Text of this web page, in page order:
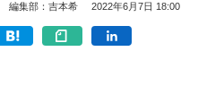
編集部：吉本希 2022年6月7日 18:00